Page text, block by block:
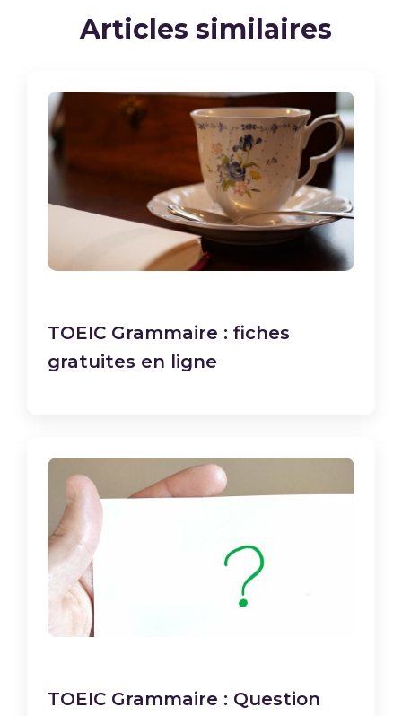
Articles similaires
TOEIC Grammaire : fiches
gratuites en ligne
TOEIC Grammaire : Question